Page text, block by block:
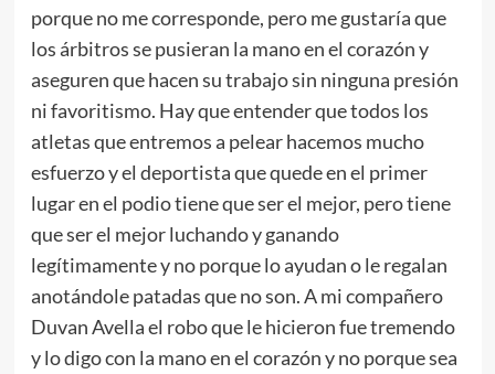
porque no me corresponde, pero me gustaría que
los árbitros se pusieran la mano en el corazón y
aseguren que hacen su trabajo sin ninguna presión
ni favoritismo. Hay que entender que todos los
atletas que entremos a pelear hacemos mucho
esfuerzo y el deportista que quede en el primer
lugar en el podio tiene que ser el mejor, pero tiene
que ser el mejor luchando y ganando
legítimamente y no porque lo ayudan o le regalan
anotándole patadas que no son. A mi compañero
Duvan Avella el robo que le hicieron fue tremendo
y lo digo con la mano en el corazón y no porque sea